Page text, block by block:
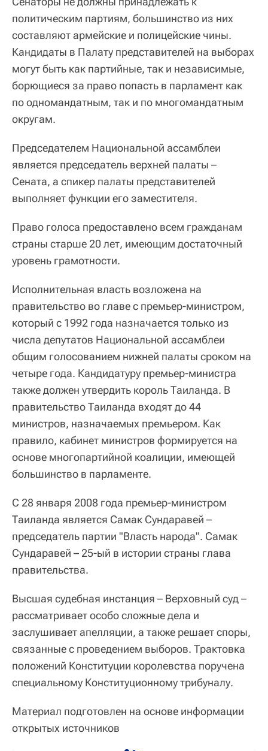
политическим партиям, большинство из них
составляют армейские и полицейские чины.
Кандидаты в Палату представителей на выборах
могут быть как партийные, так и независимые,
борющиеся за право попасть в парламент как
по одномандатным, так и по многомандатным
округам.
Председателем Национальной ассамблеи
является председатель верхней палаты –
Сената, а спикер палаты представителей
выполняет функции его заместителя.
Право голоса предоставлено всем гражданам
страны старше 20 лет, имеющим достаточный
уровень грамотности.
Исполнительная власть возложена на
правительство во главе с премьер‑министром,
который с 1992 года назначается только из
числа депутатов Национальной ассамблеи
общим голосованием нижней палаты сроком на
четыре года. Кандидатуру премьер‑министра
также должен утвердить король Таиланда. В
правительство Таиланда входят до 44
министров, назначаемых премьером. Как
правило, кабинет министров формируется на
основе многопартийной коалиции, имеющей
большинство в парламенте.
С 28 января 2008 года премьер‑министром
Таиланда является Самак Сундаравей –
председатель партии "Власть народа". Самак
Сундаравей – 25‑ый в истории страны глава
правительства.
Высшая судебная инстанция – Верховный суд –
рассматривает особо сложные дела и
заслушивает апелляции, а также решает споры,
связанные с проведением выборов. Трактовка
положений Конституции королевства поручена
специальному Конституционному трибуналу.
Материал подготовлен на основе информации
открытых источников